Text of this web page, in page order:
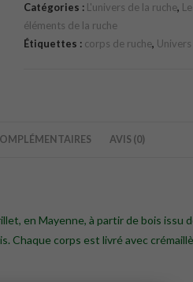
monté
vide
Catégories : L'univers de la ruche,
éléments de la ruche
Étiquettes : corps de ruche,
AVIS (0)
en Mayenne, à partir de bois issu
Chaque corps est livré avec